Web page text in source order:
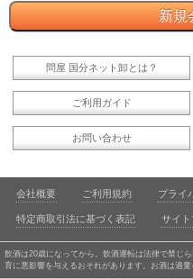
問屋 国分ネット卸とは？
ご利用ガイド
お問い合わせ
会社概要 ご利用規約 プライ
特定商取引法に基づく表記 サイ
飲酒は20歳になってから。飲酒運転は法律で禁じ
育に悪影響を与えるおそれがあります。お酒は適量